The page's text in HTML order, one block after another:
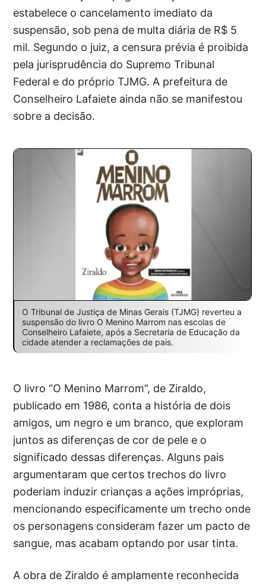
estabelece o cancelamento imediato da
suspensão, sob pena de multa diária de R$ 5
mil. Segundo o juiz, a censura prévia é proibida
pela jurisprudência do Supremo Tribunal
Federal e do próprio TJMG. A prefeitura de
Conselheiro Lafaiete ainda não se manifestou
sobre a decisão.
O Tribunal de Justiça de Minas Gerais (TJMG) reverteu a
suspensão do livro O Menino Marrom nas escolas de
Conselheiro Lafaiete, após a Secretaria de Educação da
cidade atender a reclamações de pais.
O livro “O Menino Marrom”, de Ziraldo,
publicado em 1986, conta a história de dois
amigos, um negro e um branco, que exploram
juntos as diferenças de cor de pele e o
significado dessas diferenças. Alguns pais
argumentaram que certos trechos do livro
poderiam induzir crianças a ações impróprias,
mencionando especificamente um trecho onde
os personagens consideram fazer um pacto de
sangue, mas acabam optando por usar tinta.
A obra de Ziraldo é amplamente reconhecida